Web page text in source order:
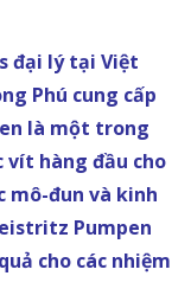
đại lý tại Việt
Phú cung cấp
là một trong
vít hàng đầu cho
mô-đun và kinh
Pumpen
cho các nhiệm